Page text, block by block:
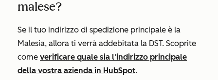
malese?
Se il tuo indirizzo di spedizione principale è la
Malesia, allora ti verrà addebitata la DST. Scoprite
come verificare quale sia l'indirizzo principale
della vostra azienda in HubSpot.